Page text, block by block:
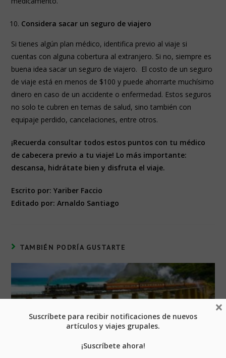
Considera sacar un seguro de viajero
Si tienes algún plan médico, identifica previo al viaje si
cuentas con alguna cobertura al extranjero. Si no, siempre es
buena idea sacar un seguro de viajero. El costo de un seguro
de viaje está en menos de $100 y puede ahorrarte muchísimo
dinero en caso de un accidente o enfermedad. Estos seguros
no solo te cubren en temas de salud, sino también con
equipaje perdido, cancelaciones, entre otros.
¡Recuerda consultar todos estos puntos con tu médico
de cabecera previo a tu viaje! Lo más importante:
descansa, hidrátate bien y disfruta el viaje.
Escrito por: Yariber Faccio
Editado por: Arnaldo Santiago
TAMBIÉN PODRÍA GUSTARTE
Suscríbete para recibir notificaciones de nuevos
artículos y viajes grupales.
¡Suscríbete ahora!
×